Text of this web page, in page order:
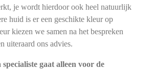
je wordt hierdoor ook heel natuurlijk
huid is er een geschikte kleur op
kiezen we samen na het bespreken
uiteraard ons advies.
gaat alleen voor de